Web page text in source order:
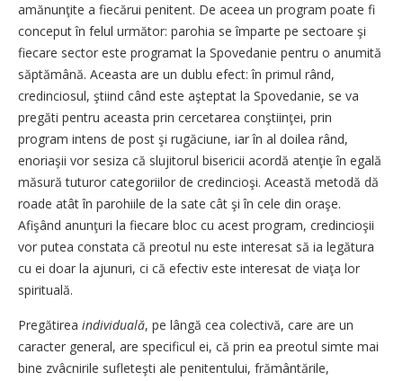
amănunţite a fiecărui penitent. De aceea un program poate fi
conceput în felul următor: parohia se împarte pe sectoare şi
fiecare sector este programat la Spovedanie pentru o anumită
săptămână. Aceasta are un dublu efect: în primul rând,
credinciosul, ştiind când este aşteptat la Spovedanie, se va
pregăti pentru aceasta prin cercetarea conştiinţei, prin
program intens de post şi rugăciune, iar în al doilea rând,
enoriaşii vor sesiza că slujitorul bisericii acordă atenţie în egală
măsură tuturor categoriilor de credincioşi. Această metodă dă
roade atât în parohiile de la sate cât şi în cele din oraşe.
Afişând anunţuri la fiecare bloc cu acest program, credincioşii
vor putea constata că preotul nu este interesat să ia legătura
cu ei doar la ajunuri, ci că efectiv este interesat de viaţa lor
spirituală.
Pregătirea individuală, pe lângă cea colectivă, care are un
caracter general, are specificul ei, că prin ea preotul simte mai
bine zvâcnirile sufleteşti ale penitentului, frământările,